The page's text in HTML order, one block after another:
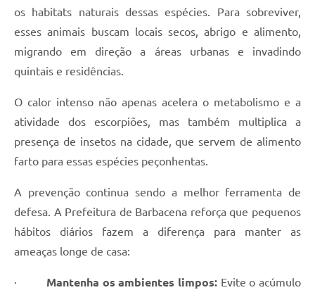
os habitats naturais dessas espécies. Para sobreviver,
esses animais buscam locais secos, abrigo e alimento,
migrando em direção a áreas urbanas e invadindo
quintais e residências.
O calor intenso não apenas acelera o metabolismo e a
atividade dos escorpiões, mas também multiplica a
presença de insetos na cidade, que servem de alimento
farto para essas espécies peçonhentas.
A prevenção continua sendo a melhor ferramenta de
defesa. A Prefeitura de Barbacena reforça que pequenos
hábitos diários fazem a diferença para manter as
ameaças longe de casa:
· Mantenha os ambientes limpos: Evite o acúmulo